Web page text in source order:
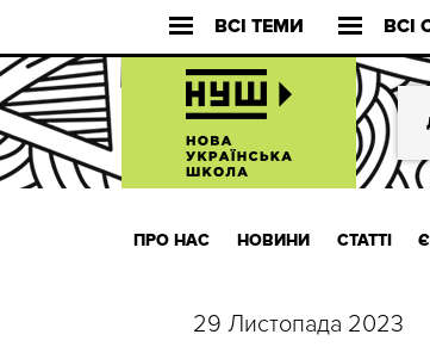
ВСІ ТЕМИ ВСІ
ПРО НАС НОВИНИ СТАТТІ
29 Листопада 2023